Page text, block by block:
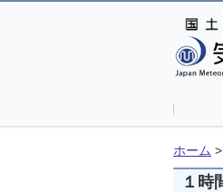
ホーム >
１時